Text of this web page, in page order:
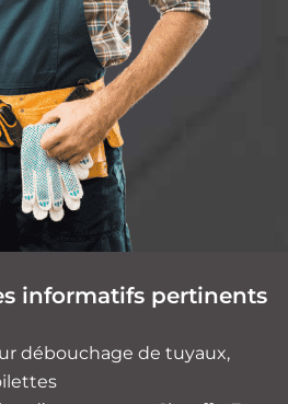
informatifs pertinents
débouchage de tuyaux,